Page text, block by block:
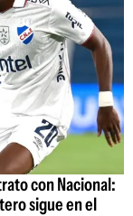
con Nacional:
sigue en el